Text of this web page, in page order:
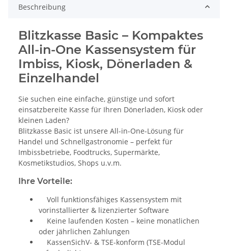
Beschreibung
Blitzkasse Basic – Kompaktes
All-in-One Kassensystem für
Imbiss, Kiosk, Dönerladen &
Einzelhandel
Sie suchen eine einfache, günstige und sofort
einsatzbereite Kasse für Ihren Dönerladen, Kiosk oder
kleinen Laden?
Blitzkasse Basic ist unsere All-in-One-Lösung für
Handel und Schnellgastronomie – perfekt für
Imbissbetriebe, Foodtrucks, Supermärkte,
Kosmetikstudios, Shops u.v.m.
Ihre Vorteile:
Voll funktionsfähiges Kassensystem mit
vorinstallierter & lizenzierter Software
Keine laufenden Kosten – keine monatlichen
oder jährlichen Zahlungen
KassenSichV- & TSE-konform (TSE-Modul